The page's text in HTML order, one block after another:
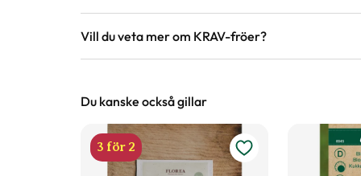
Vill du veta mer om KRAV-fröer?
Du kanske också gillar
3 för 2